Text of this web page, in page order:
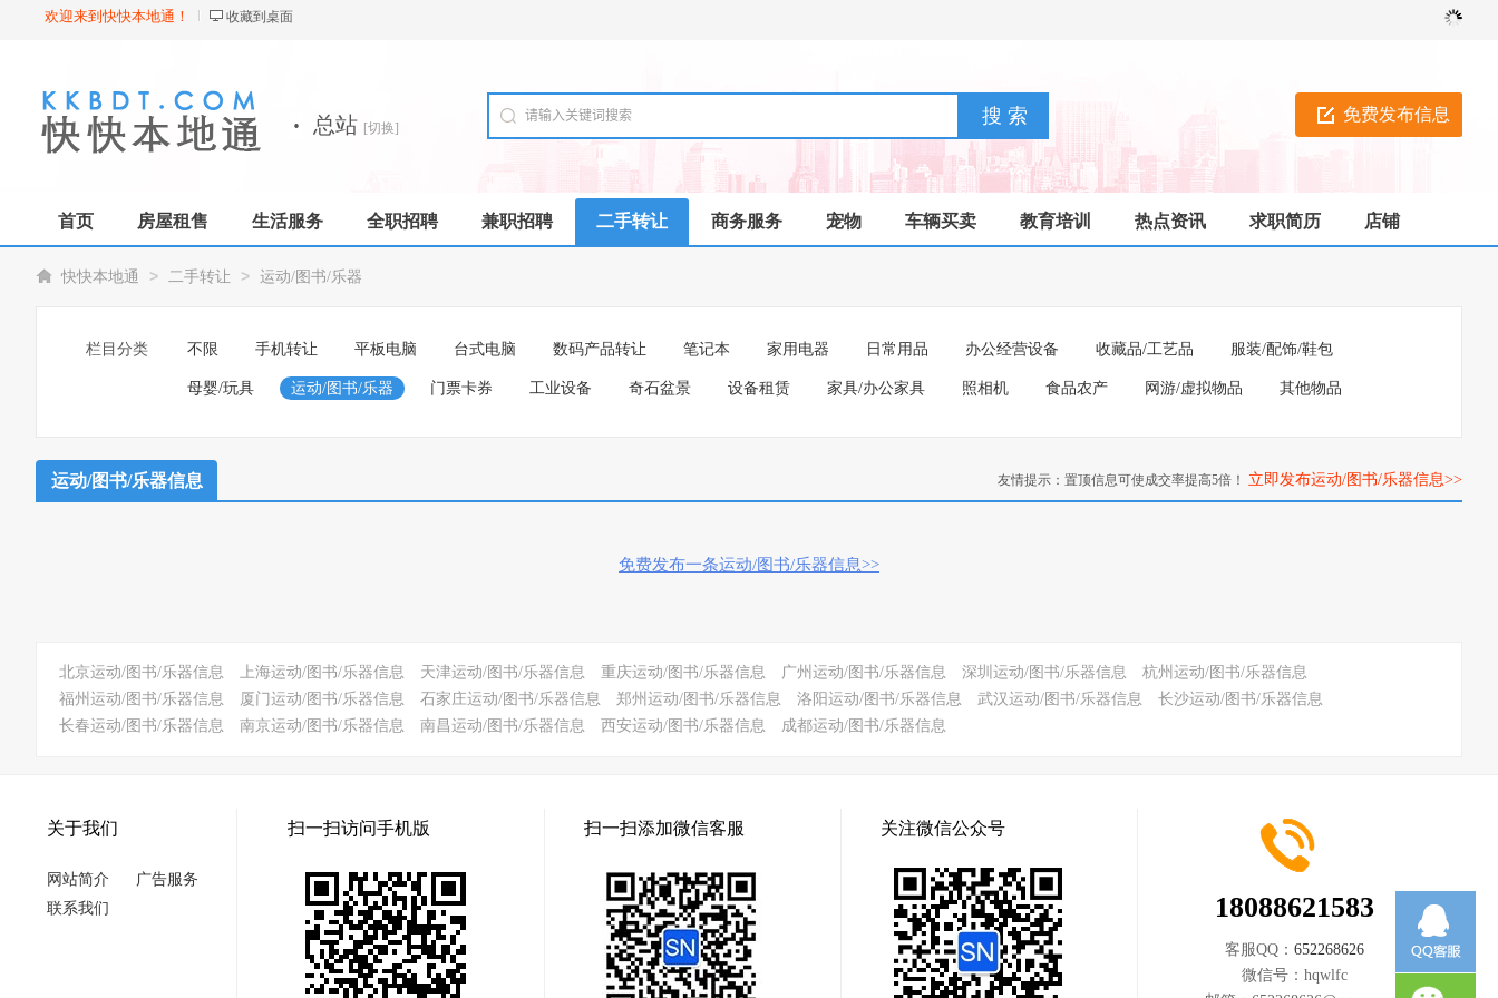
欢迎来到快快本地通！ 收藏到桌面
免费发布信息
· 总站 [切换]
首页 房屋租售 生活服务 全职招聘 兼职招聘 二手转让 商务服务 宠物 车辆买卖 教育培训 热点资讯 求职简历 店铺
快快本地通 > 二手转让 > 运动/图书/乐器
栏目分类 不限 手机转让 平板电脑 台式电脑 数码产品转让 笔记本 家用电器 日常用品 办公经营设备 收藏品/工艺品 服装/配饰/鞋包
母婴/玩具 运动/图书/乐器 门票卡券 工业设备 奇石盆景 设备租赁 家具/办公家具 照相机 食品农产 网游/虚拟物品 其他物品
运动/图书/乐器信息 友情提示：置顶信息可使成交率提高5倍！ 立即发布运动/图书/乐器信息>>
免费发布一条运动/图书/乐器信息>>
北京运动/图书/乐器信息 上海运动/图书/乐器信息 天津运动/图书/乐器信息 重庆运动/图书/乐器信息 广州运动/图书/乐器信息 深圳运动/图书/乐器信息
杭州运动/图书/乐器信息
福州运动/图书/乐器信息
厦门运动/图书/乐器信息 石家庄运动/图书/乐器信息 郑州运动/图书/乐器信息 洛阳运动/图书/乐器信息 武汉运动/图书/乐器信息
长沙运动/图书/乐器信息
长春运动/图书/乐器信息
南京运动/图书/乐器信息 南昌运动/图书/乐器信息 西安运动/图书/乐器信息 成都运动/图书/乐器信息
关于我们
网站简介
广告服务
联系我们
扫一扫访问手机版 扫一扫添加微信客服 关注微信公众号
18088621583
客服QQ： 652268626
微信号： hqwlfc